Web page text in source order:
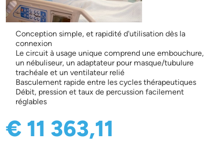
Conception simple, et rapidité d'utilisation dès la
connexion
Le circuit à usage unique comprend une embouchure,
un nébuliseur, un adaptateur pour masque/tubulure
trachéale et un ventilateur relié
Basculement rapide entre les cycles thérapeutiques
Débit, pression et taux de percussion facilement
réglables
€ 11 363,11